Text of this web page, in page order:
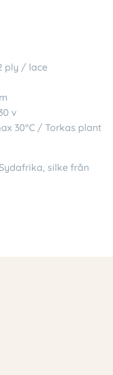
ply / lace
v
30°C / Torkas plant
silke från